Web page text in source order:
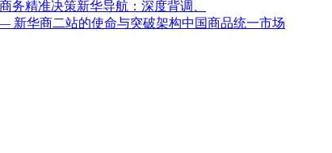
新华导航：深度背调、
架构中国商品统一市场